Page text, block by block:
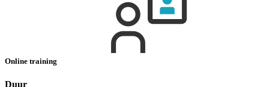
Online training
Duur